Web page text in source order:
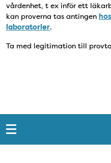
vårdenhet, t ex inför ett
kan proverna tas antingen
laboratorier.
Ta med legitimation till
Snabblänkar